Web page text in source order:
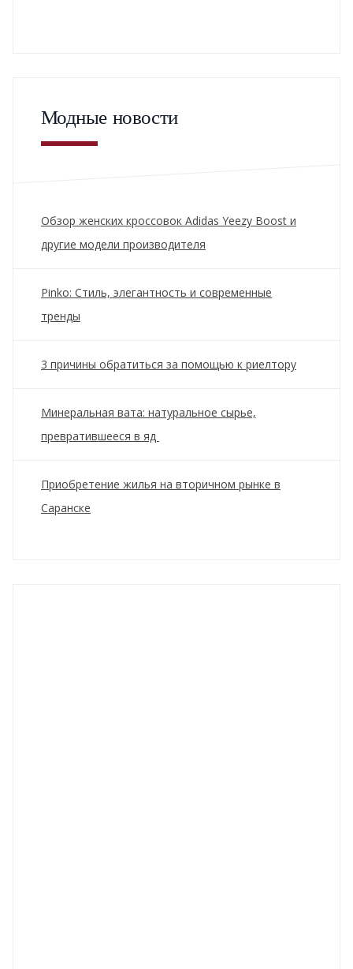
Модные новости
Обзор женских кроссовок Adidas Yeezy Boost и
другие модели производителя
Pinko: Стиль, элегантность и современные
тренды
3 причины обратиться за помощью к риелтору
Минеральная вата: натуральное сырье,
превратившееся в яд
Приобретение жилья на вторичном рынке в
Саранске